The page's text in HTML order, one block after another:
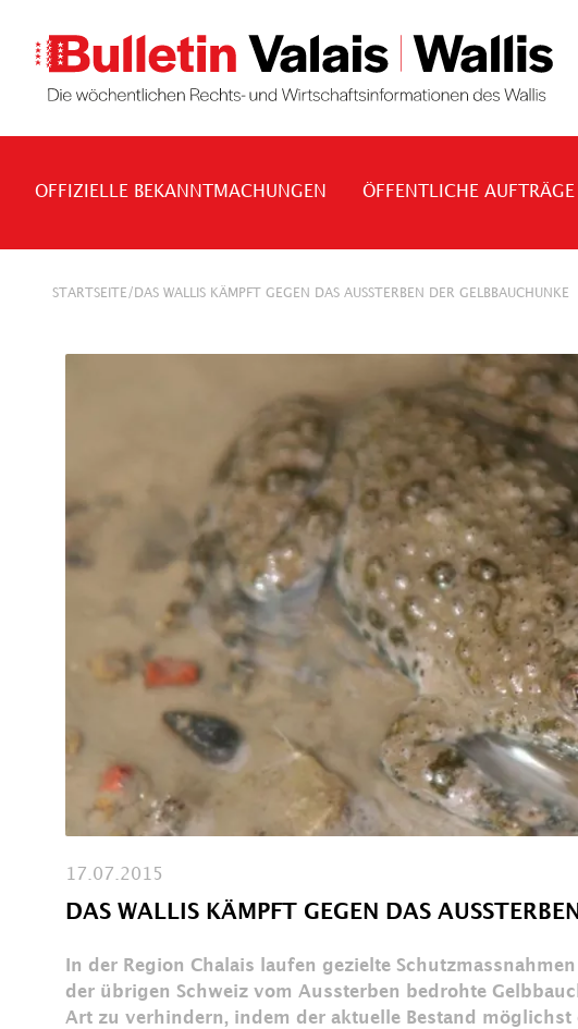
OFFIZIELLE BEKANNTMACHUNGEN ÖFFENTLICHE AUFTRÄGE
STARTSEITE / DAS WALLIS KÄMPFT GEGEN DAS AUSSTERBEN DER GELBBAUCHUNKE
17.07.2015
DAS WALLIS KÄMPFT GEGEN DAS
In der Region Chalais laufen gezielte
der übrigen Schweiz vom Aussterben bedrohte
Art zu verhindern, indem der aktuelle Bestand